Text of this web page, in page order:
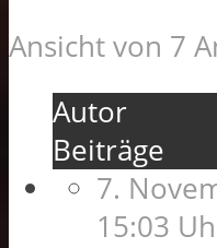
Ansicht von 7
Autor
Beiträge
7.
15:03